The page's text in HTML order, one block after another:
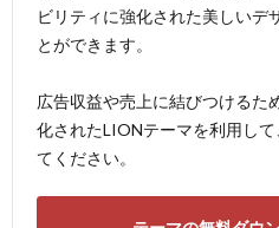
ビリティに強化された美しいデ
とができます。
広告収益や売上に結びつけるた
化されたLIONテーマを利用し
てください。